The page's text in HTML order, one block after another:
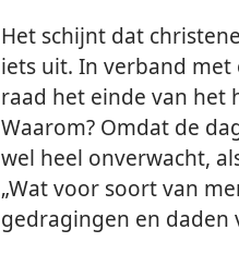
Het schijnt dat
iets uit. In verband met
raad het einde van het
Waarom? Omdat de
wel heel onverwacht,
„Wat voor soort van
gedragingen en